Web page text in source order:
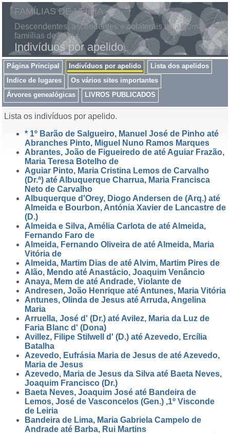
FAMÍLIAS DE LEIRIA
Descendentes, ascendentes e colaterais de algumas
famiílias de Leiria
Indivíduos por apelido
Página Principal Indivíduos por apelido
Lista dos apelidos
Indice de lugares
Os vários sites importantes
Árvores genealógicas
LIVROS PUBLICADOS
Lista os indivíduos por apelido.
* 1º Barão de Salgueiro, Manuel José de Pinho até
Abranches Pinto, Miguel Nuno Ramos Marques
Abrantes, João de Figueiredo de até Aguiar Frazão,
Maria Teresa Botelho de
Aguiar Pinto, Maria Cristina Lemos de Carvalho
(Dr.ª) até Albuquerque Charrua, Maria Francisca
Neto de Carvalho
Albuquerque d'Orey, Diogo Andersen de (Arq.) até
Almeida e Bourbon, Antónia Xavier de Lancastre de
(D.)
Almeida e Silva, Amélia Carlota de até Almeida,
Fernando Faro de
Almeida, Fernando Oliveira de até Almeida, Maria
Vitória de
Almeida, Martim Dias de até Alvim, Martim Pires de
Alão, Mendo até Anastácio, Joaquim Venâncio
Anaya, Mem de até Andrade, Violante de
Andresen, João Henrique até Antunes, Maria Vitória
Antunes, Olinda de Jesus até Arruda, Angelina
Maria
Arruella, José d' (Dr.) até Avilez, Maria da Luz de
Faria Blanc d' (Dona)
Avillez, Filipe Stilwell d' (D.) até Azevedo, Ercília
Batalha
Azevedo, Eufrásia Maria de Jesus de até Azevedo,
Maria de Jesus
Azevedo, Maria de Jesus da Silva até Baeta Neves,
Joaquim Francisco (Dr.)
Baeta Neves, Joaquim José até Bandeira de
Lemos, José de Vasconcelos (Gen.) ,1º Visconde
de Leiria
Bandeira de Lima, Maria Gabriela Campelo de
Andrade até Barba, Rui Martins